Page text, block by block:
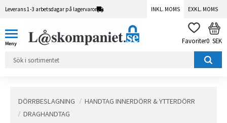
Leverans 1-3 arbetsdagar på lagervaror INKL. MOMS EXKL. MOMS
FAVORITER
0 SEK
DÖRRBESLAGNING
HANDTAG INNERDÖRR & YTTERDÖRR
DRAGHANDTAG